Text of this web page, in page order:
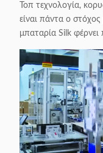
Τοπ τεχνολογία,
είναι πάντα ο
μπαταρία Silk φέρνει